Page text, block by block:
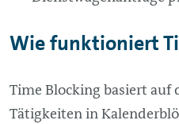
Wie funktioniert
Time Blocking basiert auf
Tätigkeiten in